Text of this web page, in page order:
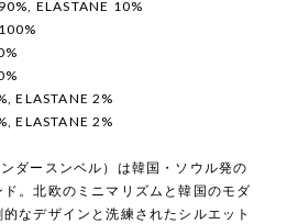
ELASTANE 10%
ELASTANE 2%
ELASTANE 2%
ダースンベル）は韓国・ソウル発の
。北欧のミニマリズムと韓国のモダ
なデザインと洗練されたシルエット